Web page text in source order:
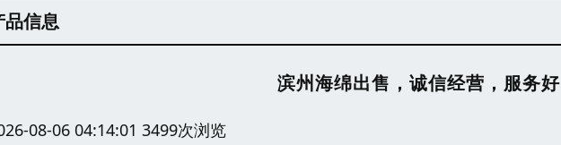
品信息
滨州海绵出售，诚信经营，服务好
08-06 04:14:01 3499次浏览